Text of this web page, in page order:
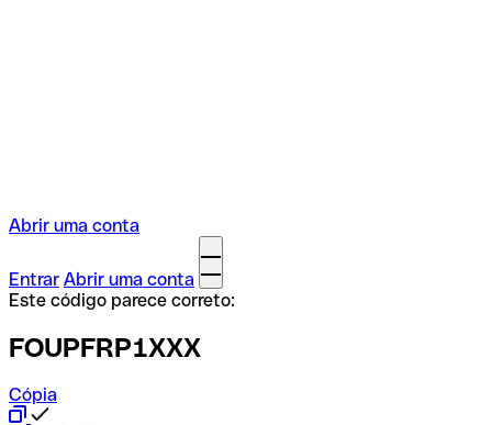
Abrir uma conta
Entrar Abrir uma conta
Este código parece correto:
FOUPFRP1XXX
Cópia